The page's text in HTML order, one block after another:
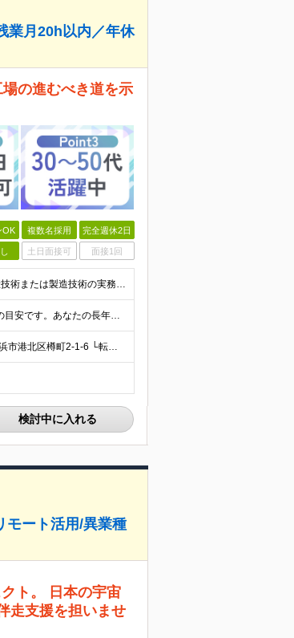
業月20h以内／年休
の進むべき道を示
OK 複数名採用 完全週休2日
土日面接可 面接1回
≪30代・40代・50代が活躍中／技術の継承者を求めています≫ ◎生産技術または製造技術の実務経験をお持ちの方 ┗年数は問いません。10年、20年と培ってきた熟練の知見を高く評価します。 ┗「量産立ち
月給35万円～45万円 ＋ 賞与年2回 ＋ 各種手当 ※上記はあくまで下限の目安です。あなたの長年の経験・スキルを最大限に考慮し、加給優遇いたします。 ※試用期間3ヶ月間あり（期間中の給与・待遇に差
＜綱島駅もしくは新綱島駅近くの好立地オフィス＞ 【横浜事業所】 横浜市港北区樽町2-1-6 └転勤、客先常駐はございません！ ◎宮城工場へ3ヶ月に1回程度出張あり ◎中国・フィリピン自社工場へ年1
検討中に入れる
モート活用/異業種
ト。 日本の宇宙
走支援を担いませ